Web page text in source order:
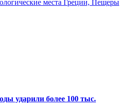
места Греции, Пещеры
ударили более 100 тыс.